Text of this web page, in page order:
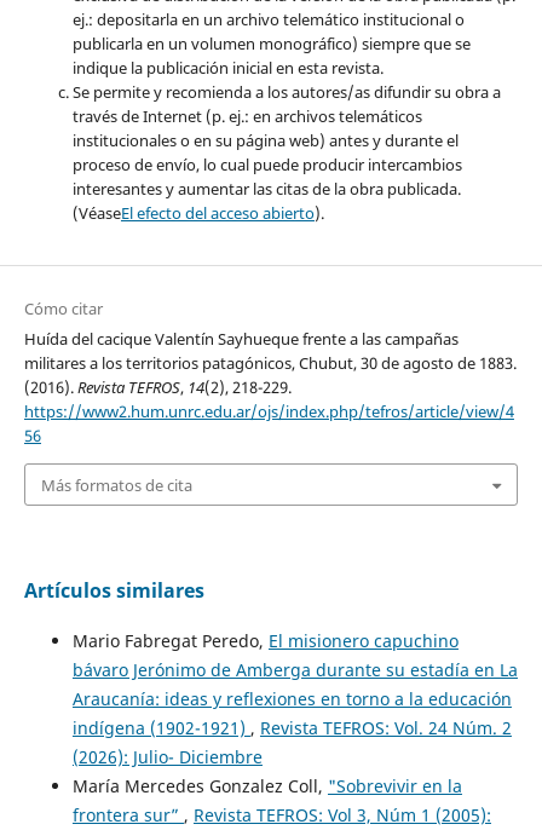
ej.: depositarla en un archivo telemático institucional o
publicarla en un volumen monográfico) siempre que se
indique la publicación inicial en esta revista.
Se permite y recomienda a los autores/as difundir su obra a
través de Internet (p. ej.: en archivos telemáticos
institucionales o en su página web) antes y durante el
proceso de envío, lo cual puede producir intercambios
interesantes y aumentar las citas de la obra publicada.
(VéaseEl efecto del acceso abierto).
Cómo citar
Huída del cacique Valentín Sayhueque frente a las campañas
militares a los territorios patagónicos, Chubut, 30 de agosto de 1883.
(2016).Revista TEFROS, 14(2), 218-229.
https://www2.hum.unrc.edu.ar/ojs/index.php/tefros/article/view/4
56
Más formatos de cita
Artículos similares
Mario Fabregat Peredo, El misionero capuchino
bávaro Jerónimo de Amberga durante su estadía en La
Araucanía: ideas y reflexiones en torno a la educación
indígena (1902-1921) , Revista TEFROS: Vol. 24 Núm. 2
(2026): Julio- Diciembre
María Mercedes Gonzalez Coll, "Sobrevivir en la
frontera sur” , Revista TEFROS: Vol 3, Núm 1 (2005):